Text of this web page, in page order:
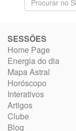
SESSÕES
Home Page
Energia do dia
Mapa Astral
Horóscopo
Interativos
Artigos
Clube
Blog